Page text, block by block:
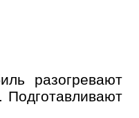
разогревают